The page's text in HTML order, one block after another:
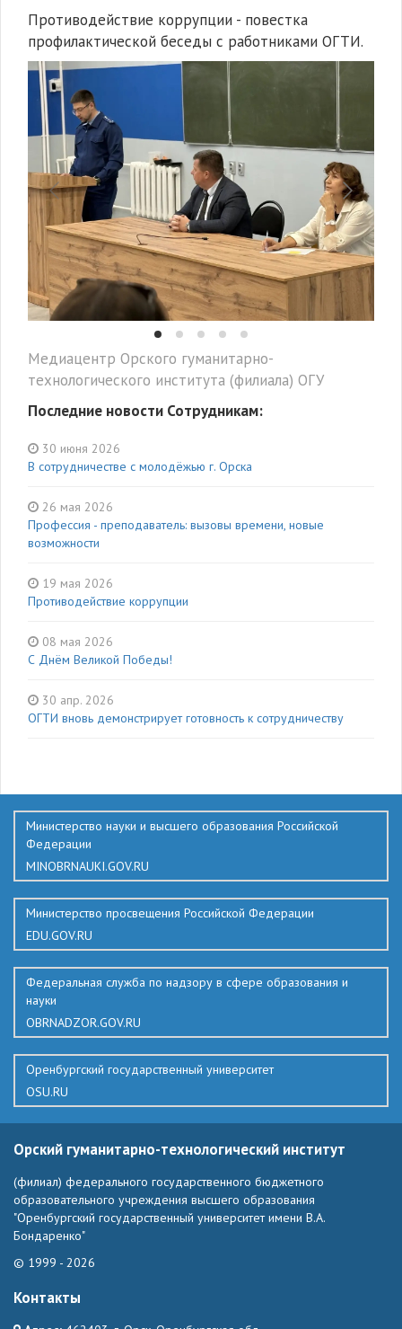
Противодействие коррупции - повестка
профилактической беседы с работниками ОГТИ.
Медиацентр Орского гуманитарно-
технологического института (филиала) ОГУ
Последние новости Сотрудникам:
30 июня 2026
В сотрудничестве с молодёжью г. Орска
26 мая 2026
Профессия - преподаватель: вызовы времени, новые
возможности
19 мая 2026
Противодействие коррупции
08 мая 2026
С Днём Великой Победы!
30 апр. 2026
ОГТИ вновь демонстрирует готовность к сотрудничеству
Министерство науки и высшего образования Российской
Федерации
MINOBRNAUKI.GOV.RU
Министерство просвещения Российской Федерации
EDU.GOV.RU
Федеральная служба по надзору в сфере образования и
науки
OBRNADZOR.GOV.RU
Оренбургский государственный университет
OSU.RU
Орский гуманитарно-технологический институт
(филиал) федерального государственного бюджетного
образовательного учреждения высшего образования
"Оренбургский государственный университет имени В.А.
Бондаренко"
© 1999 - 2026
Контакты